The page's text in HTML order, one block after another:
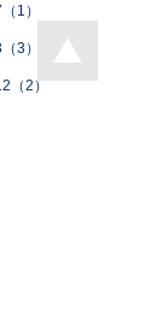
1）
3）
（2）